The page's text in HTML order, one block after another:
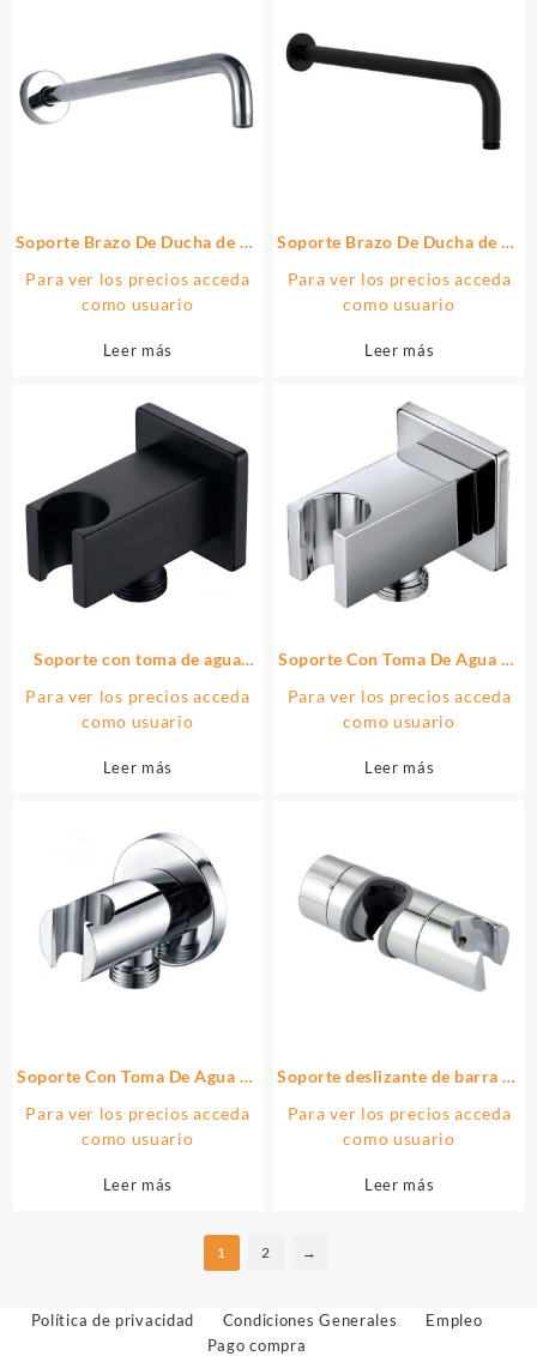
Soporte Brazo De Ducha de 40
cromo brillo de latón
Para ver los precios acceda
como usuario
Leer más
Soporte Brazo De Ducha de 40
cromo brillo de latón
Para ver los precios acceda
como usuario
Leer más
Soporte con toma de agua
MATE fabricado en latón
Para ver los precios acceda
como usuario
Leer más
Soporte Con Toma De Agua de
brillo de latón
Para ver los precios acceda
como usuario
Leer más
Soporte Con Toma De Agua de
de latón
Para ver los precios acceda
como usuario
Leer más
Soporte deslizante de barra de
fabricado en ABS
Para ver los precios acceda
como usuario
Leer más
1 2 →
Política de privacidad Condiciones Generales
Empleo
Pago compra